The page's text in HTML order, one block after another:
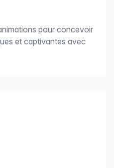
pour concevoir
et captivantes avec